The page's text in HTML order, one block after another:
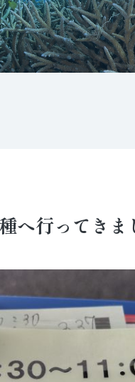
へ行ってきま